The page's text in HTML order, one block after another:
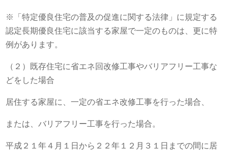
※「特定優良住宅の普及の促進に関する法律」に規定する
認定長期優良住宅に該当する家屋で一定のものは、更に特
例があります。
（２）既存住宅に省エネ回改修工事やバリアフリー工事な
どをした場合
居住する家屋に、一定の省エネ改修工事を行った場合、
または、バリアフリー工事を行った場合。
平成２１年４月１日から２２年１２月３１日までの間に居